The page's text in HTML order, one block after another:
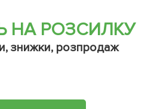
НА РОЗСИЛКУ
знижки, розпродаж